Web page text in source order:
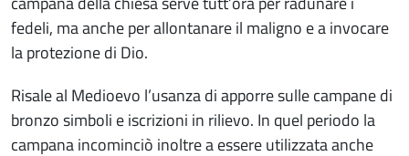
fedeli, ma anche per allontanare il maligno e a invocare
la protezione di Dio.
Risale al Medioevo l’usanza di apporre sulle campane di
bronzo simboli e iscrizioni in rilievo. In quel periodo la
campana incominciò inoltre a essere utilizzata anche